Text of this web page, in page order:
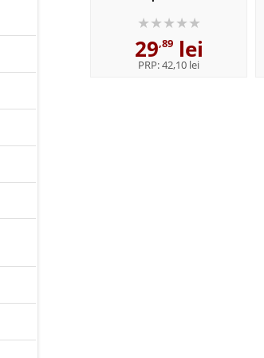
29,89lei
PRP:42,10 lei